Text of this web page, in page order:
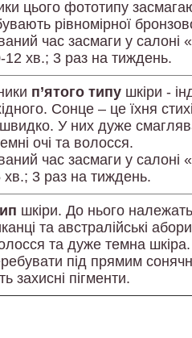
цього фототипу
рівномірної
час засмаги у салоні
12 хв.; 3 раз на тиждень.
п’ятого типу шкіри -
Сонце – це їхня
У них дуже
очі та волосся.
час засмаги у салоні
3 раз на тиждень.
шкіри. До нього
та австралійські
та дуже темна
під прямим
захисні пігменти.